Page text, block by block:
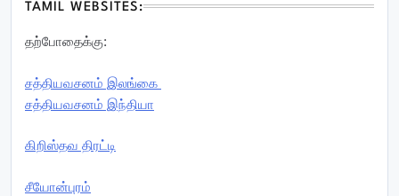
TAMIL WEBSITES:
தற்போதைக்கு:
சத்தியவசனம் இலங்கை
சத்தியவசனம் இந்தியா
கிறிஸ்தவ திரட்டி
சீயோன்புரம்